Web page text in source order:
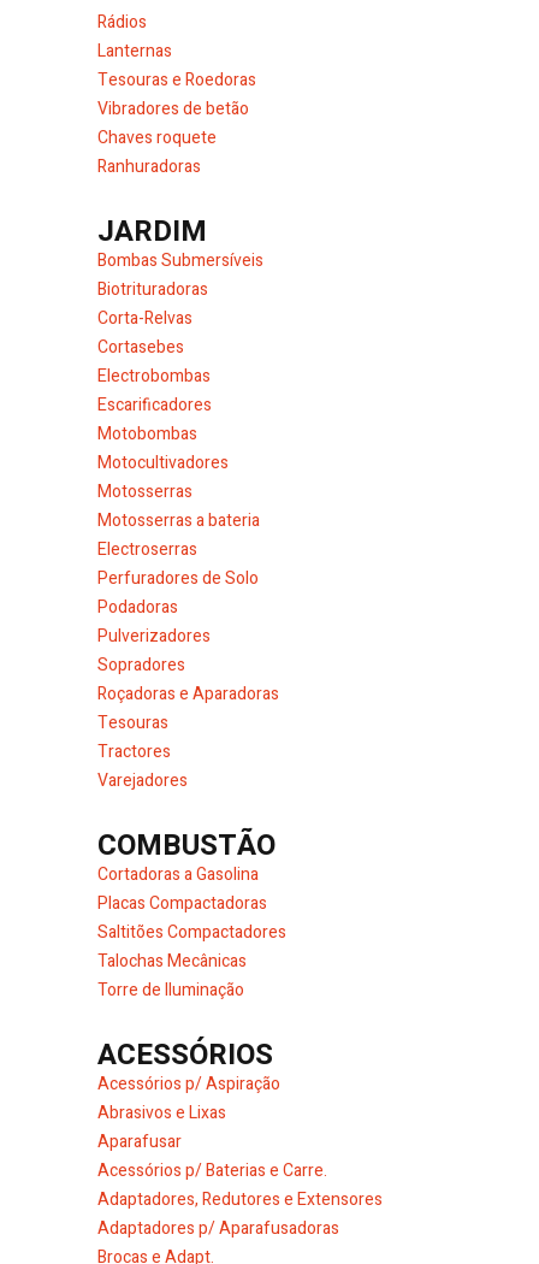
Rádios
Lanternas
Tesouras e Roedoras
Vibradores de betão
Chaves roquete
Ranhuradoras
JARDIM
Bombas Submersíveis
Biotrituradoras
Corta-Relvas
Cortasebes
Electrobombas
Escarificadores
Motobombas
Motocultivadores
Motosserras
Motosserras a bateria
Electroserras
Perfuradores de Solo
Podadoras
Pulverizadores
Sopradores
Roçadoras e Aparadoras
Tesouras
Tractores
Varejadores
COMBUSTÃO
Cortadoras a Gasolina
Placas Compactadoras
Saltitões Compactadores
Talochas Mecânicas
Torre de Iluminação
ACESSÓRIOS
Acessórios p/ Aspiração
Abrasivos e Lixas
Aparafusar
Acessórios p/ Baterias e Carre.
Adaptadores, Redutores e Extensores
Adaptadores p/ Aparafusadoras
Brocas e Adapt.